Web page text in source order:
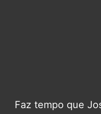
Faz tempo que